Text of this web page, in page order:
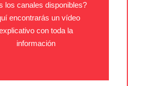
los canales disponibles?
encontrarás un vídeo
con toda la
información